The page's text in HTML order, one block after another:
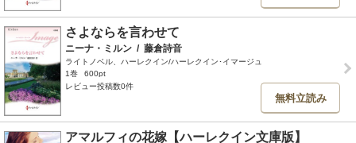
さよならを言わせて
ニーナ・ミルン / 藤倉詩音
ライトノベル、ハーレクイン/ハーレクイン･イマージュ
1巻
600pt
レビュー投稿数0件
無料立読み
アマルフィの花嫁【ハーレクイン文庫版】